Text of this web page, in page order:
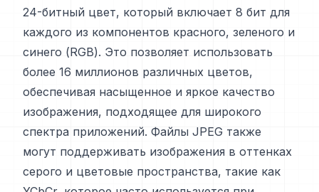
24-битный цвет, который включает 8 бит для
каждого из компонентов красного, зеленого и
синего (RGB). Это позволяет использовать
более 16 миллионов различных цветов,
обеспечивая насыщенное и яркое качество
изображения, подходящее для широкого
спектра приложений. Файлы JPEG также
могут поддерживать изображения в оттенках
серого и цветовые пространства, такие как